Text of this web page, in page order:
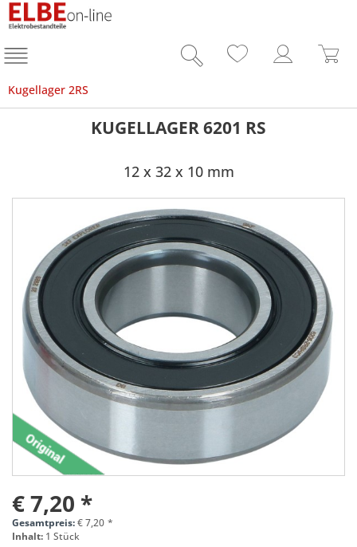
Kugellager 2RS
KUGELLAGER 6201 RS
12 x 32 x 10 mm
€ 7,20 *
Gesamtpreis:€7,20 *
Inhalt: 1 Stück